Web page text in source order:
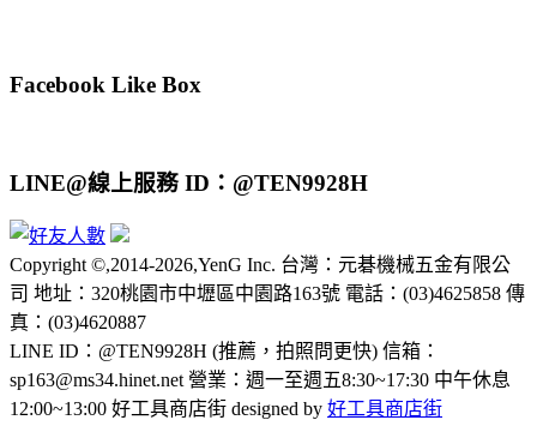
Facebook Like Box
LINE@線上服務 ID：@TEN9928H
Copyright ©,2014-2026,YenG Inc. 台灣：元碁機械五金有限公
司 地址：320桃園市中壢區中園路163號 電話：(03)4625858 傳
真：(03)4620887
LINE ID：@TEN9928H (推薦，拍照問更快) 信箱：
sp163@ms34.hinet.net 營業：週一至週五8:30~17:30 中午休息
12:00~13:00 好工具商店街 designed by 好工具商店街